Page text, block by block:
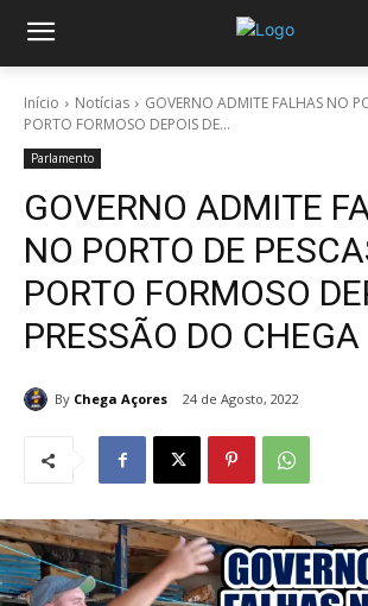
Início Notícias
GOVERNO ADMITE FALHAS NO
PORTO FORMOSO DEPOIS DE...
Parlamento
GOVERNO ADMITE
NO PORTO DE
PORTO FORMOSO
PRESSÃO DO CHEGA
By Chega Açores 24 de Agosto, 2022